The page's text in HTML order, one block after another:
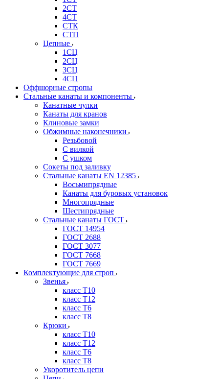
2СТ
4СТ
СТК
СТП
Цепные
1СЦ
2СЦ
3СЦ
4СЦ
Оффшорные стропы
Стальные канаты и компоненты
Канатные чулки
Канаты для кранов
Клиновые замки
Обжимные наконечники
Резьбовой
С вилкой
С ушком
Сокеты под заливку
Стальные канаты EN 12385
Восьмипрядные
Канаты для буровых установок
Многопрядные
Шестипрядные
Стальные канаты ГОСТ
ГОСТ 14954
ГОСТ 2688
ГОСТ 3077
ГОСТ 7668
ГОСТ 7669
Комплектующие для строп
Звенья
класс Т10
класс Т12
класс Т6
класс Т8
Крюки
класс Т10
класс Т12
класс Т6
класс Т8
Укоротитель цепи